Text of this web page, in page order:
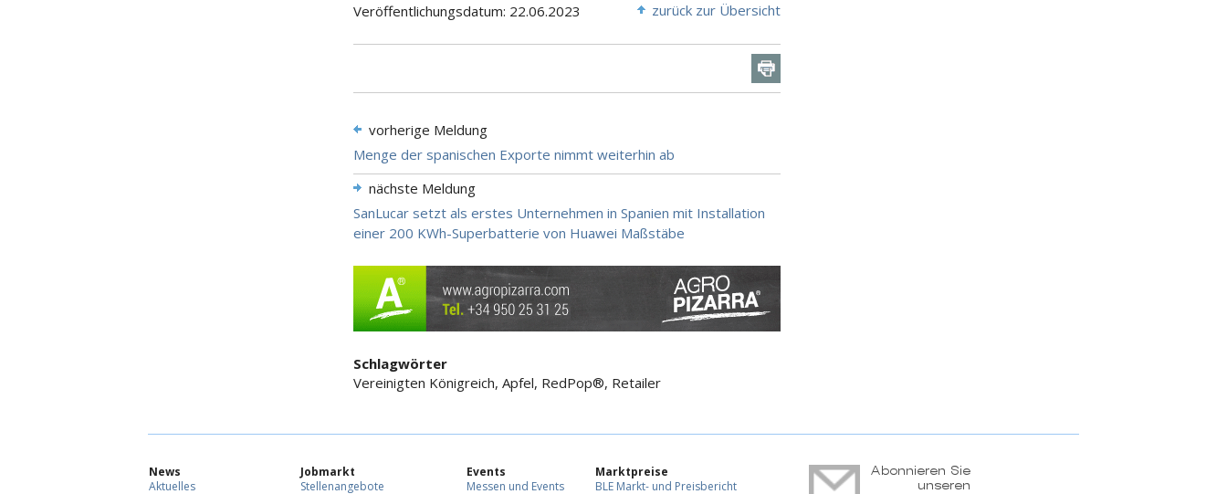
Veröffentlichungsdatum: 22.06.2023
zurück zur Übersicht
vorherige Meldung
Menge der spanischen Exporte nimmt weiterhin ab
nächste Meldung
SanLucar setzt als erstes Unternehmen in Spanien mit Installation
einer 200 KWh-Superbatterie von Huawei Maßstäbe
Schlagwörter
Vereinigten Königreich, Apfel, RedPop®, Retailer
News
Aktuelles
Jobmarkt
Stellenangebote
Events
Messen und Events
Marktpreise
BLE Markt- und Preisbericht